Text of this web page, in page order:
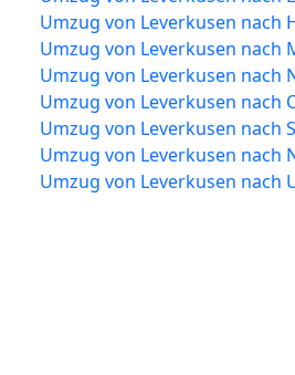
Umzug von Leverkusen nach
Umzug von Leverkusen nach
Umzug von Leverkusen nach
Umzug von Leverkusen nach
Umzug von Leverkusen nach
Umzug von Leverkusen nach
Umzug von Leverkusen nach